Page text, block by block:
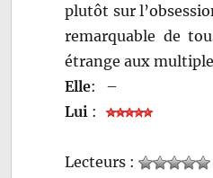
plutôt sur
remarquable de
étrange aux
Elle:
–
Lui :
Lecteurs :